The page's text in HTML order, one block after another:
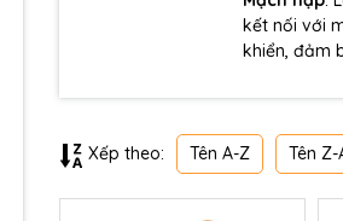
kết nối với
khiển, đảm
Xếp theo: Tên A-Z Tên Z-